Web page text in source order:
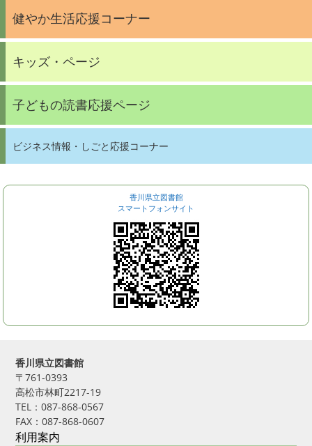
健やか生活応援コーナー
キッズ・ページ
子どもの読書応援ページ
ビジネス情報・しごと応援コーナー
香川県立図書館
スマートフォンサイト
香川県立図書館
〒761-0393
高松市林町2217-19
TEL：087-868-0567
FAX：087-868-0607
利用案内